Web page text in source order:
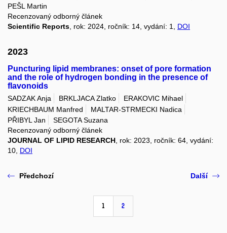
PEŠL Martin
Recenzovaný odborný článek
Scientific Reports , rok: 2024, ročník: 14, vydání: 1, DOI
2023
Puncturing lipid membranes: onset of pore formation
and the role of hydrogen bonding in the presence of
flavonoids
SADZAK Anja BRKLJACA Zlatko
ERAKOVIC Mihael
KRIECHBAUM Manfred
MALTAR-STRMECKI Nadica
PŘIBYL Jan
SEGOTA Suzana
Recenzovaný odborný článek
JOURNAL OF LIPID RESEARCH , rok: 2023, ročník: 64, vydání:
10, DOI
Předchozí
1 2
Další